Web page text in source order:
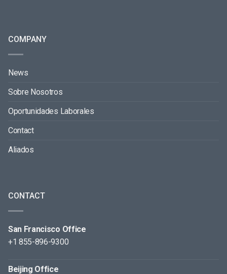
COMPANY
News
Sobre Nosotros
Oportunidades Laborales
Contact
Aliados
CONTACT
San Francisco Office
+1 855-896-9300
Beijing Office